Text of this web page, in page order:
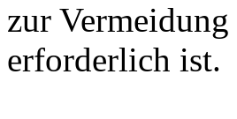
zur
erforderlich ist.